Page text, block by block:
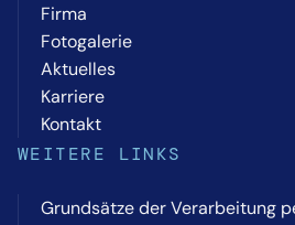
Firma
Fotogalerie
Aktuelles
Karriere
Kontakt
WEITERE LINKS
Grundsätze der Verarbeitung